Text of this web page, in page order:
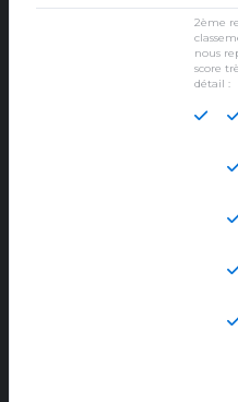
2ème
nous
score
détail :